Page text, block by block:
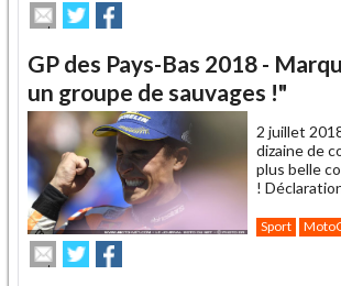
Envoyer
cet
à
un
ami
Partager
sur
sur
GP des Pays-Bas 2018 -
un groupe de sauvages !"
2 juillet
dizaine de
plus belle
!
Sport
Envoyer
cet
Partager
sur
sur